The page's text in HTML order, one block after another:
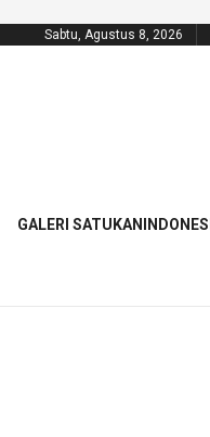
Sabtu, Agustus 8, 2026
GALERI